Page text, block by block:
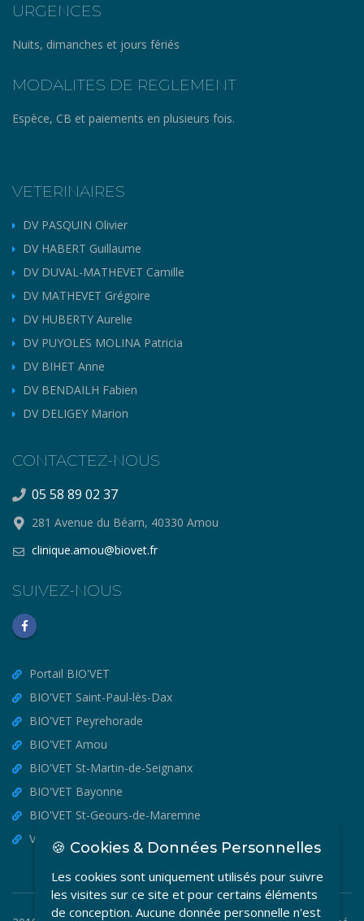
URGENCES
Nuits, dimanches et jours fériés
MODALITES DE REGLEMENT
Espèce, CB et paiements en plusieurs fois.
VETERINAIRES
DV PASQUIN Olivier
DV HABERT Guillaume
DV DUVAL-MATHEVET Camille
DV MATHEVET Grégoire
DV HUBERTY Aurelie
DV PUYOLES MOLINA Patricia
DV BIHET Anne
DV BENDAILH Fabien
DV DELIGEY Marion
CONTACTEZ-NOUS
05 58 89 02 37
281 Avenue du Béarn, 40330 Amou
clinique.amou@biovet.fr
SUIVEZ-NOUS
Portail BIO'VET
BIO'VET Saint-Paul-lès-Dax
BIO'VET Peyrehorade
BIO'VET Amou
BIO'VET St-Martin-de-Seignanx
BIO'VET Bayonne
BIO'VET St-Geours-de-Maremne
VET'OSTEO
🍪 Cookies & Données Personnelles
Les cookies sont uniquement utilisés pour suivre
les visites sur ce site et pour certains éléments
de conception. Aucune donnée personnelle n'est